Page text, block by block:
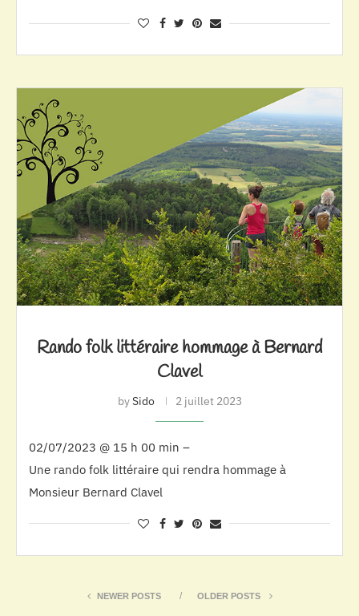
Rando folk littéraire hommage à Bernard
Clavel
bySido 2 juillet 2023
02/07/2023 @ 15 h 00 min –
Une rando folk littéraire qui rendra hommage à
Monsieur Bernard Clavel
NEWER POSTS OLDER POSTS